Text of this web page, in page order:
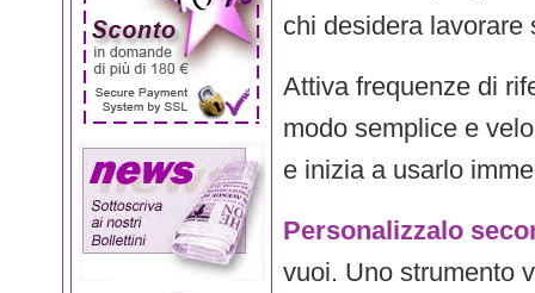
chi desidera lavorare
Attiva frequenze di
modo semplice e
e inizia a usarlo
Personalizzalo
vuoi. Uno strumento